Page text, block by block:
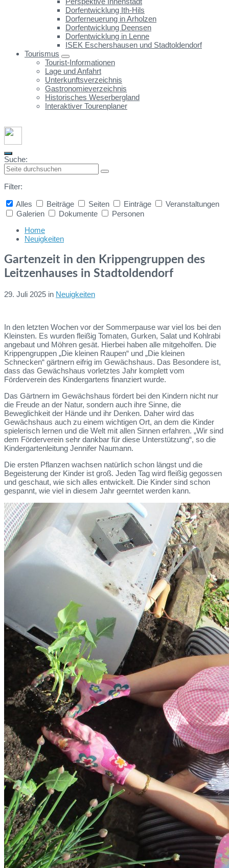
Dorfentwicklung Ith-Hils
Dorferneuerung in Arholzen
Dorfentwicklung Deensen
Dorfentwicklung in Lenne
ISEK Eschershausen und Stadtoldendorf
Tourismus
Tourist-Informationen
Lage und Anfahrt
Unterkunftsverzeichnis
Gastronomieverzeichnis
Historisches Weserbergland
Interaktiver Tourenplaner
Suche:
Filter:
Alles
Beiträge Seiten Einträge
Veranstaltungen
Galerien
Dokumente Personen
search
Home
Neuigkeiten
Gartenzeit in den Krippengruppen des
Leitzenhauses in Stadtoldendorf
29. Juli 2025 in Neuigkeiten
In den letzten Wochen vor der Sommerpause war viel los bei den
Kleinsten. Es wurden fleißig Tomaten, Gurken, Salat und Kohlrabi
angebaut und Möhren gesät. Hierbei haben alle mitgeholfen. Die
Krippengruppen „Die kleinen Raupen“ und „Die kleinen
Schnecken“ gärtnern eifrig im Gewächshaus. Das Besondere ist,
dass das Gewächshaus vorletztes Jahr komplett vom
Förderverein des Kindergartens finanziert wurde.
Das Gärtnern im Gewächshaus fördert bei den Kindern nicht nur
die Freude an der Natur, sondern auch ihre Sinne, die
Beweglichkeit der Hände und ihr Denken. Daher wird das
Gewächshaus auch zu einem wichtigen Ort, an dem die Kinder
spielerisch lernen und die Welt mit allen Sinnen erfahren. „Wir sind
dem Förderverein sehr dankbar für diese Unterstützung“, so die
Kindergartenleitung Jennifer Naumann.
Die ersten Pflanzen wachsen natürlich schon längst und die
Begeisterung der Kinder ist groß. Jeden Tag wird fleißig gegossen
und geschaut, wie sich alles entwickelt. Die Kinder sind schon
gespannt, wie viel in diesem Jahr geerntet werden kann.